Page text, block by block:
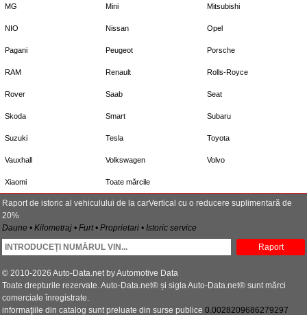
MG Mini Mitsubishi
NIO Nissan Opel
Pagani Peugeot Porsche
RAM Renault Rolls-Royce
Rover Saab Seat
Skoda Smart Subaru
Suzuki Tesla Toyota
Vauxhall Volkswagen Volvo
Xiaomi Toate mărcile
Raport de istoric al vehiculului de la carVertical cu o reducere suplimentară de
20%
Daune • Kilometraj • Furt • Proprietari • Istoric service
Raport
© 2010-2026 Auto-Data.net by Automotive Data
Toate drepturile rezervate. Auto-Data.net® și sigla Auto-Data.net® sunt mărci
comerciale înregistrate.
informaţiile din catalog sunt preluate din surse publice 0.0028209686279297